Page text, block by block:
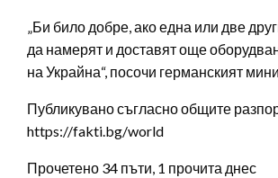
„Би било добре, ако една или две
да намерят и доставят още
на Украйна“, посочи германският
Публикувано съгласно общите
https://fakti.bg/world
Прочетено 34 пъти, 1 прочита днес